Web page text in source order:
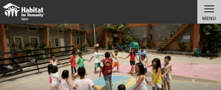
MENU